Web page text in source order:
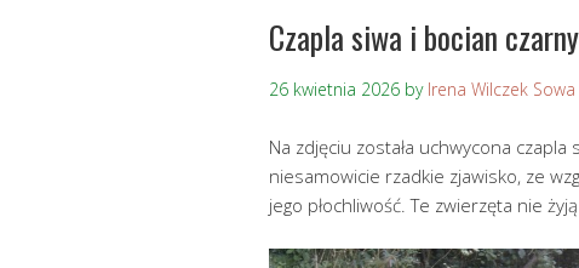
Czapla siwa i bocian czarny
26 kwietnia 2026 by Irena Wilczek Sowa
Na zdjęciu została uchwycona
niesamowicie rzadkie zjawisko, ze
jego płochliwość. Te zwierzęta nie